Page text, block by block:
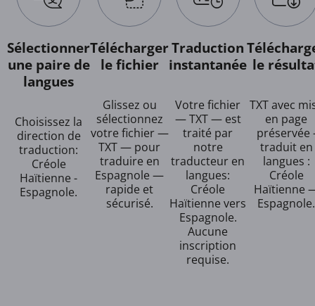
Sélectionner
une paire de
langues
Choisissez la
direction de
traduction:
Créole
Haïtienne -
Espagnole.
Télécharger
le fichier
Glissez ou
sélectionnez
votre fichier —
TXT — pour
traduire en
Espagnole —
rapide et
sécurisé.
Traduction
instantanée
Votre fichier
— TXT — est
traité par
notre
traducteur en
langues:
Créole
Haïtienne vers
Espagnole.
Aucune
inscription
requise.
le
TXT avec
en page
préservée
traduit en
langues :
Créole
Haïtienne
Espagnole.